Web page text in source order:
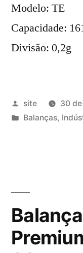
Modelo: TE
Capacidade:
Divisão: 0,2g
Publicado
por
site
30
Publicado
Balanças,